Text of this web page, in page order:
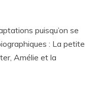
puisqu’on se
: La petite
Amélie et la